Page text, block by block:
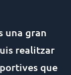
una gran
realitzar
que